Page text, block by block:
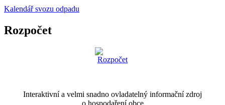
Kalendář svozu odpadu
Rozpočet
Interaktivní a velmi snadno ovladatelný informační zdroj
o hospodaření obce